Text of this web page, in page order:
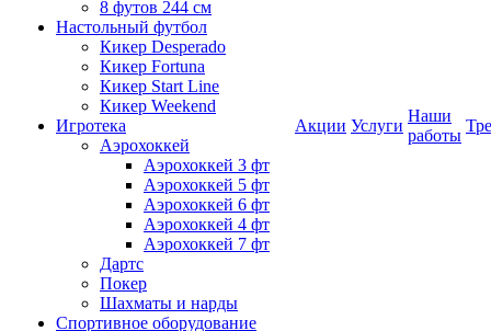
8 футов 244 см
Настольный футбол
Кикер Desperado
Кикер Fortuna
Кикер Start Line
Кикер Weekend
Игротека
Аэрохоккей
Аэрохоккей 3 фт
Аэрохоккей 5 фт
Аэрохоккей 6 фт
Аэрохоккей 4 фт
Аэрохоккей 7 фт
Дартс
Покер
Шахматы и нарды
Спортивное оборудование
Акции Услуги
Наши
работы